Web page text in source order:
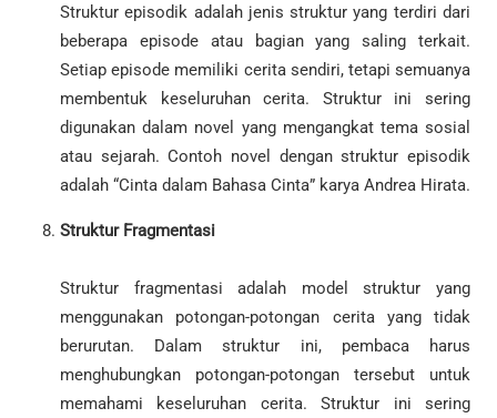
Struktur episodik adalah jenis struktur yang terdiri dari
beberapa episode atau bagian yang saling terkait.
Setiap episode memiliki cerita sendiri, tetapi semuanya
membentuk keseluruhan cerita. Struktur ini sering
digunakan dalam novel yang mengangkat tema sosial
atau sejarah. Contoh novel dengan struktur episodik
adalah “Cinta dalam Bahasa Cinta” karya Andrea Hirata.
Struktur Fragmentasi
Struktur fragmentasi adalah model struktur yang
menggunakan potongan-potongan cerita yang tidak
berurutan. Dalam struktur ini, pembaca harus
menghubungkan potongan-potongan tersebut untuk
memahami keseluruhan cerita. Struktur ini sering